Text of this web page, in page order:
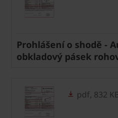
Prohlášení o shodě -
obkladový pásek
pdf, 832